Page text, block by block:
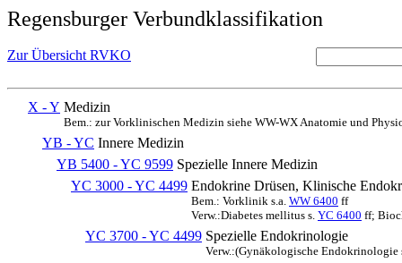
Regensburger Verbundklassifikation
Zur Übersicht RVKO
X - Y Medizin
Bem.: zur Vorklinischen Medizin siehe WW-WX Anatomie und
YB - YC Innere Medizin
YB 5400 - YC 9599 Spezielle Innere Medizin
YC 3000 - YC 4499 Endokrine Drüsen, Klinische
Bem.: Vorklinik s.a. WW 6400 ff
Verw.:Diabetes mellitus s. YC 6400 ff;
YC 3700 - YC 4499 Spezielle Endokrinologie
Verw.:(Gynäkologische Endokrinologie